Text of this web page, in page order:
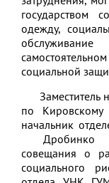
государством
одежду,
социальной
Заместитель
по Кировскому
начальник
Дробинко
совещания о
социального